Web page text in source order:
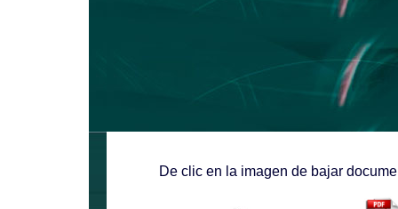
De clic en la imagen de bajar